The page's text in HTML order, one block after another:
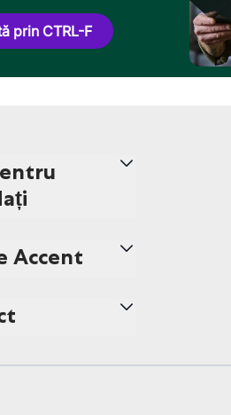
prin CTRL-F
Accent